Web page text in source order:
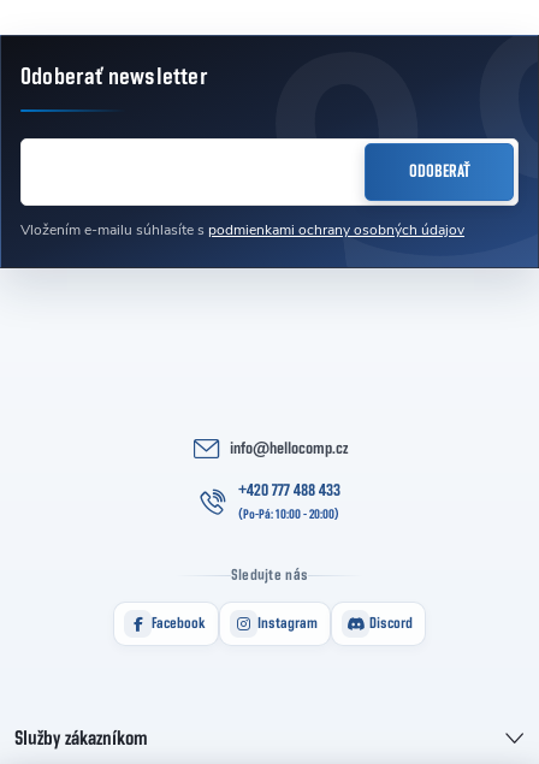
Zápätie
Odoberať newsletter
Vložením e-mailu súhlasíte s podmienkami ochrany osobných údajov
ODOBERAŤ
info@hellocomp.cz
+420 777 488 433
Sledujte nás
Facebook Instagram Discord
Služby zákazníkom